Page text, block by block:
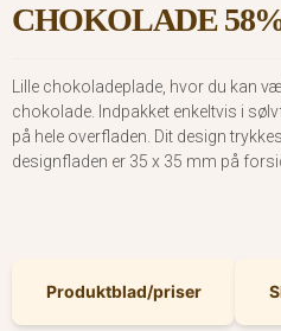
CHOKOLADE
Lille chokoladeplade, hvor du kan
chokolade. Indpakket enkeltvis i
på hele overfladen. Dit design
designfladen er 35 x 35 mm på
Produktblad/priser